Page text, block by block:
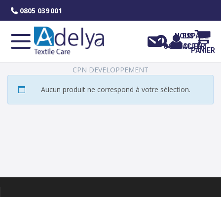
0805 039 001
NOUS
CONTACTER
ESPACE
CLIENT
PANIER
CPN DEVELOPPEMENT
Aucun produit ne correspond à votre sélection.